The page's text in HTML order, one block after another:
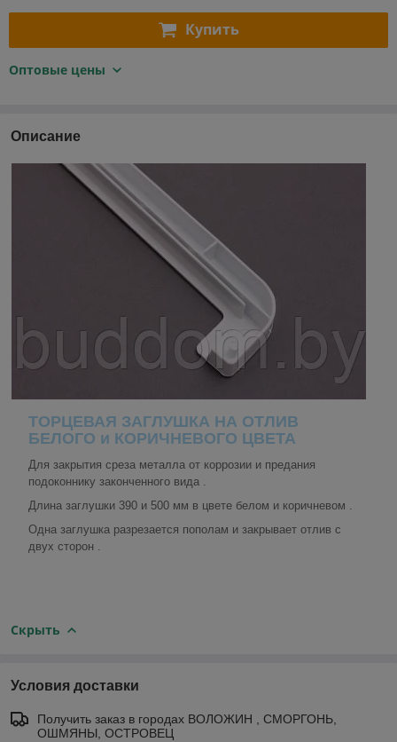
Купить
Оптовые цены
Описание
ТОРЦЕВАЯ ЗАГЛУШКА НА ОТЛИВ
БЕЛОГО и КОРИЧНЕВОГО ЦВЕТА
Для закрытия среза металла от коррозии и предания
подоконнику законченного вида .
Длина заглушки 390 и 500 мм в цвете белом и коричневом .
Одна заглушка разрезается пополам и закрывает отлив с
двух сторон .
Скрыть
Условия доставки
Получить заказ в городах ВОЛОЖИН , СМОРГОНЬ,
ОШМЯНЫ, ОСТРОВЕЦ